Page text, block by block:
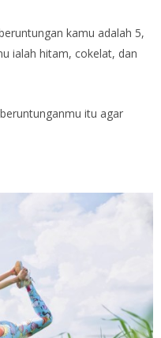
kamu adalah 5,
ialah hitam, cokelat, dan
itu agar